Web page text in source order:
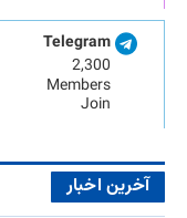
Telegram
2,300
Members
Join
آخرین اخبار